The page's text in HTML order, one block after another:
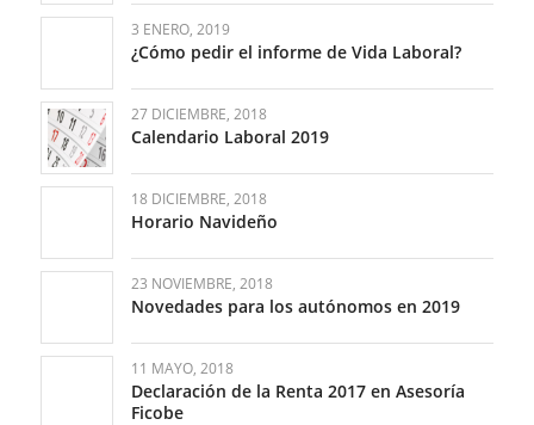
3 ENERO, 2019
¿Cómo pedir el informe de Vida Laboral?
27 DICIEMBRE, 2018
Calendario Laboral 2019
18 DICIEMBRE, 2018
Horario Navideño
23 NOVIEMBRE, 2018
Novedades para los autónomos en 2019
11 MAYO, 2018
Declaración de la Renta 2017 en Asesoría
Ficobe